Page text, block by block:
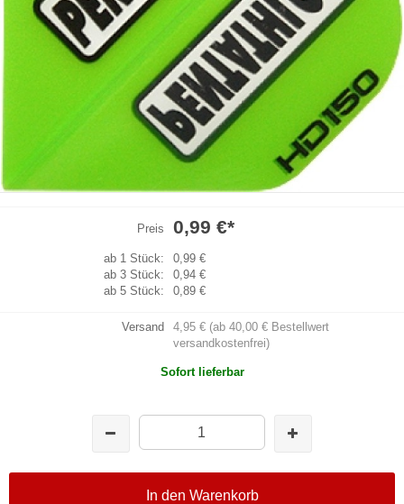
Preis 0,99 €*
ab 1 Stück:
0,99 €
ab 3 Stück:
0,94 €
ab 5 Stück:
0,89 €
Versand
4,95 € (ab 40,00 € Bestellwert
versandkostenfrei)
Sofort lieferbar
In den Warenkorb